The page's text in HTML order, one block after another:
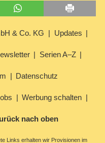
& Co. KG Updates
Serien A–Z
Datenschutz
Werbung schalten
nach oben
Links erhalten wir Provisionen im